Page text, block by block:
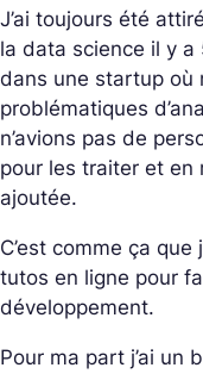
J’ai toujours été
la data science il y a
dans une startup où
problématiques
n’avions pas de
pour les traiter et en
ajoutée.
C’est comme ça que
tutos en ligne pour
développement.
Pour ma part j’ai un